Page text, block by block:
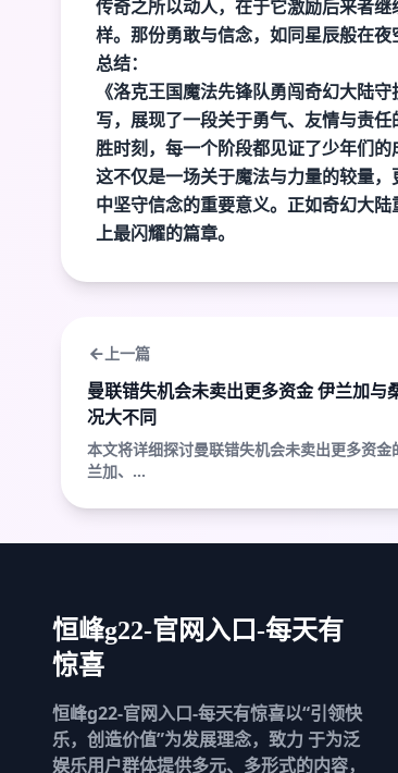
传奇之所以动人，在于它激励后来者
样。那份勇敢与信念，如同星辰般在夜
总结：
《洛克王国魔法先锋队勇闯奇幻大陆
写，展现了一段关于勇气、友情与责
胜时刻，每一个阶段都见证了少年们的
这不仅是一场关于魔法与力量的较量
中坚守信念的重要意义。正如奇幻大
上最闪耀的篇章。
上一篇
曼联错失机会未卖出更多资金 伊兰加与
况大不同
本文将详细探讨曼联错失机会未卖出更多资金
兰加、...
恒峰g22-官网入口-每天有
惊喜
恒峰g22-官网入口-每天有惊喜以“引领快
乐，创造价值”为发展理念，致力 于为泛
娱乐用户群体提供多元、多形式的内容，